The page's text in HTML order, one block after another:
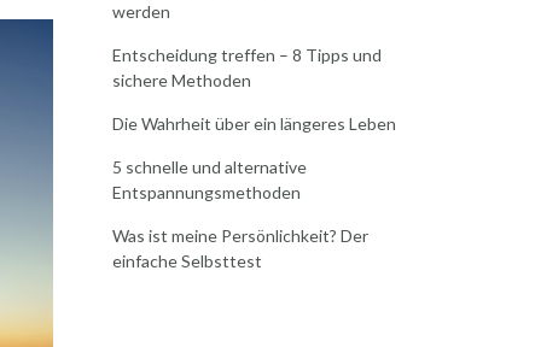
werden
Entscheidung treffen – 8 Tipps und
sichere Methoden
Die Wahrheit über ein längeres Leben
5 schnelle und alternative
Entspannungsmethoden
Was ist meine Persönlichkeit? Der
einfache Selbsttest